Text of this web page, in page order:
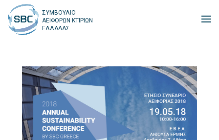
ΣΥΜΒΟΥΛΙΟ
ΑΕΙΦΟΡΩΝ ΚΤΙΡΙΩΝ
ΕΛΛΑΔΑΣ